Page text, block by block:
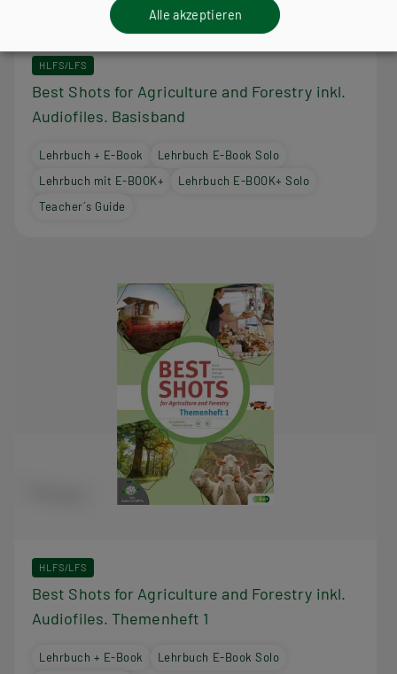
HLFS/LFS
Best Shots for Agriculture and Forestry inkl.
Audiofiles. Basisband
Lehrbuch + E-Book
Lehrbuch E-Book Solo
Lehrbuch mit E-BOOK+
Lehrbuch E-BOOK+ Solo
Teacher´s Guide
HLFS/LFS
Best Shots for Agriculture and Forestry inkl.
Audiofiles. Themenheft 1
Lehrbuch + E-Book
Lehrbuch E-Book Solo
Alle akzeptieren